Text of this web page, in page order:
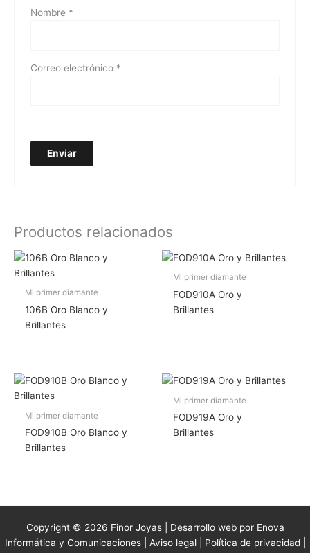
Nombre *
Correo electrónico *
Productos relacionados
Mi primer diamante
106B Oro Blanco y
Brillantes
Mi primer diamante
FOD910A Oro y
Brillantes
Mi primer diamante
FOD910B Oro Blanco y
Brillantes
Mi primer diamante
FOD919A Oro y
Brillantes
Copyright © 2026 Finor Joyas | Desarrollo web por Enova
Informática y Comunicaciones | Aviso legal| Política de privacidad|